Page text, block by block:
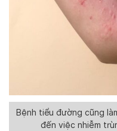
Bệnh tiểu đường cũng
đến việc nhiễm